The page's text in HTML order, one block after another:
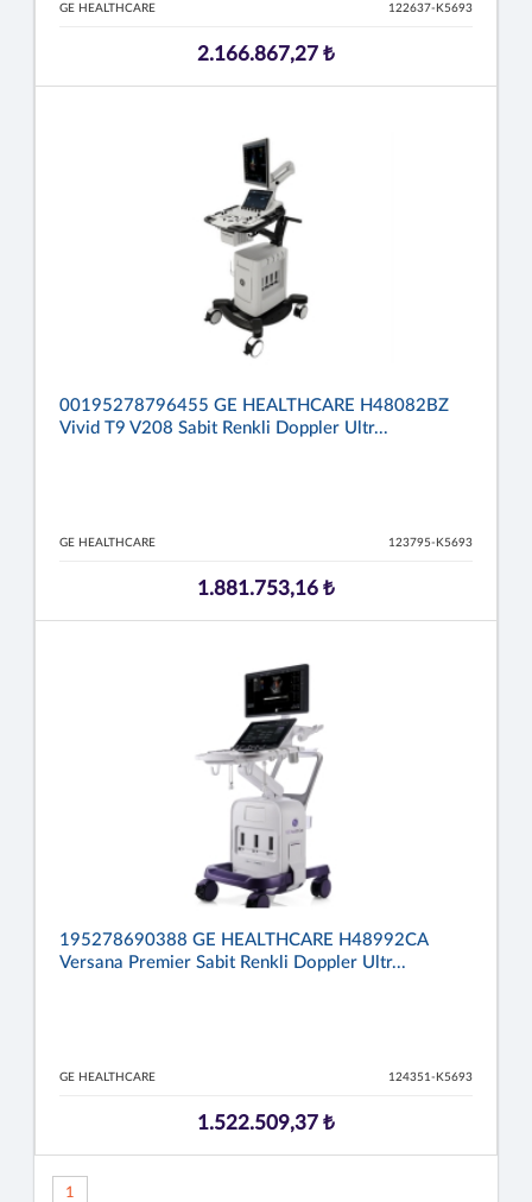
GE HEALTHCARE 122637-K5693
2.166.867,27 ₺
00195278796455 GE HEALTHCARE H48082BZ
Vivid T9 V208 Sabit Renkli Doppler Ultr...
GE HEALTHCARE 123795-K5693
1.881.753,16 ₺
195278690388 GE HEALTHCARE H48992CA
Versana Premier Sabit Renkli Doppler Ultr...
GE HEALTHCARE 124351-K5693
1.522.509,37 ₺
1